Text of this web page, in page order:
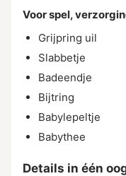
Voor spel,
Grijpring uil
Slabbetje
Badeendje
Bijtring
Babylepeltje
Babythee
Details in één